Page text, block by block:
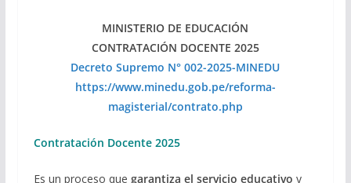
MINISTERIO DE EDUCACIÓN
CONTRATACIÓN DOCENTE 2025
Decreto Supremo N° 002-2025-MINEDU
https://www.minedu.gob.pe/reforma-
magisterial/contrato.php
Contratación Docente 2025
Es un proceso que garantiza el servicio educativo y